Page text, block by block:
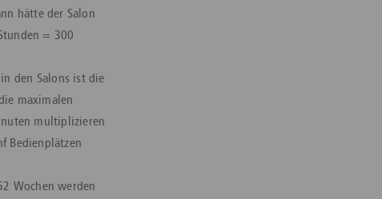
hätte der Salon
= 300
den Salons ist die
maximalen
multiplizieren
Bedienplätzen
Wochen werden